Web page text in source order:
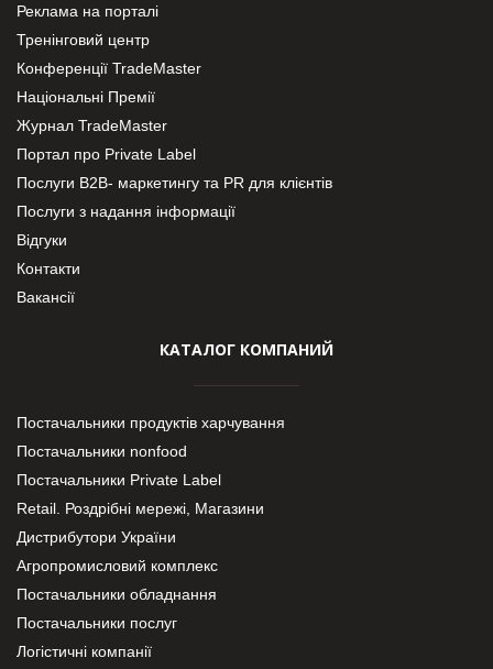
Реклама на порталі
Тренінговий центр
Конференції TradeMaster
Національні Премії
Журнал TradeMaster
Портал про Private Label
Послуги В2В- маркетингу та PR для клієнтів
Послуги з надання інформації
Відгуки
Контакти
Вакансії
КАТАЛОГ КОМПАНИЙ
Постачальники продуктів харчування
Постачальники nonfood
Постачальники Private Label
Retail. Роздрібні мережі, Магазини
Дистрибутори України
Агропромисловий комплекс
Постачальники обладнання
Постачальники послуг
Логістичні компанії